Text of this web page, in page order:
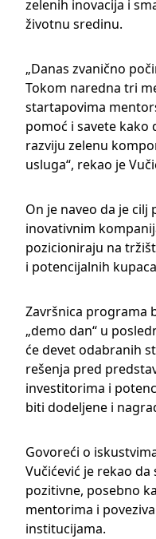
zelenih inovacija i
životnu sredinu.
„Danas zvanično
Tokom naredna tri
startapovima
pomoć i savete kako
razviju zelenu
usluga“, rekao je
On je naveo da je
inovativnim
pozicioniraju na
i potencijalnih
Završnica programa
„demo dan“ u
će devet odabranih
rešenja pred
investitorima i
biti dodeljene i
Govoreći o
Vučićević je rekao
pozitivne, posebno
mentorima i
institucijama.